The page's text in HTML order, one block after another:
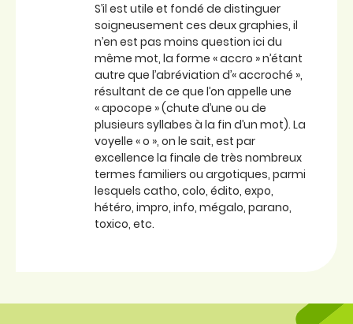
S’il est utile et fondé de distinguer
soigneusement ces deux graphies, il
n’en est pas moins question ici du
même mot, la forme « accro » n’étant
autre que l’abréviation d’« accroché »,
résultant de ce que l’on appelle une
« apocope » (chute d’une ou de
plusieurs syllabes à la fin d’un mot). La
voyelle « o », on le sait, est par
excellence la finale de très nombreux
termes familiers ou argotiques, parmi
lesquels catho, colo, édito, expo,
hétéro, impro, info, mégalo, parano,
toxico, etc.